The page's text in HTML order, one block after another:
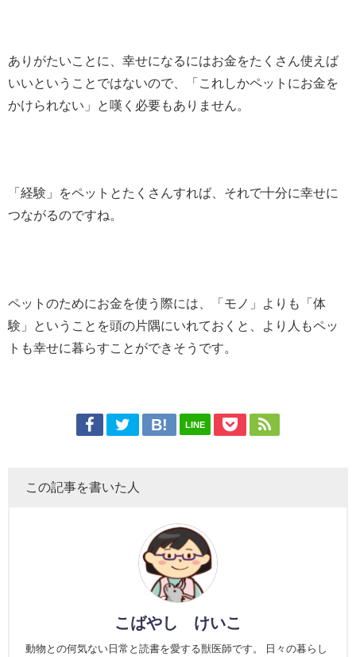
ありがたいことに、幸せになるにはお金をたくさん使えば
いいということではないので、「これしかペットにお金を
かけられない」と嘆く必要もありません。
「経験」をペットとたくさんすれば、それで十分に幸せに
つながるのですね。
ペットのためにお金を使う際には、「モノ」よりも「体
験」ということを頭の片隅にいれておくと、より人もペッ
トも幸せに暮らすことができそうです。
LINE
この記事を書いた人
こばやし けいこ
動物との何気ない日常と読書を愛する獣医師です。 日々の暮らし